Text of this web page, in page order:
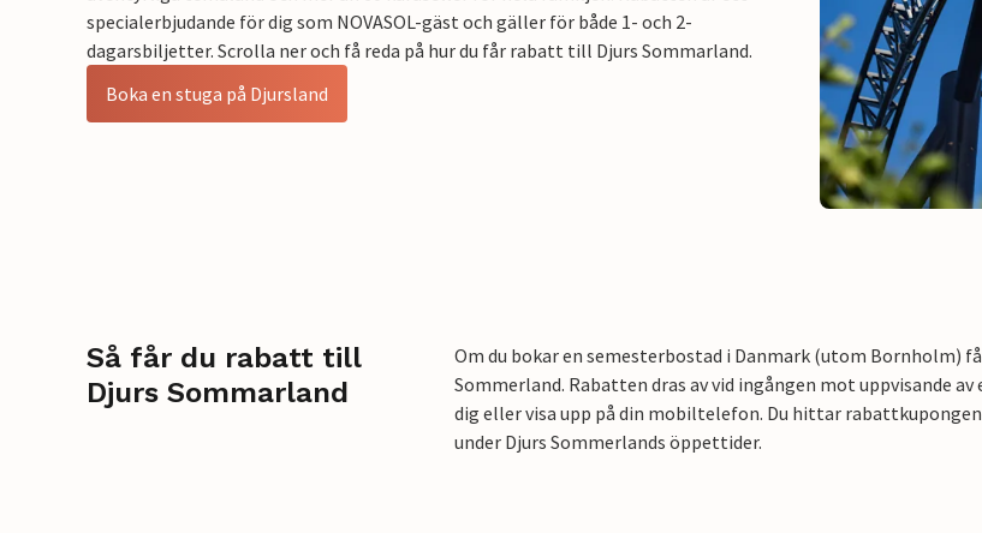
specialerbjudande för dig som NOVASOL-gäst och gäller för både 1- och 2-
dagarsbiljetter. Scrolla ner och få reda på hur du får rabatt till Djurs Sommarland.
Boka en stuga på Djursland
Så får du rabatt till
Djurs Sommarland
Om du bokar en semesterbostad i Danmark (utom Bornholm)
Sommerland. Rabatten dras av vid ingången mot uppvisande
dig eller visa upp på din mobiltelefon. Du hittar
under Djurs Sommerlands öppettider.